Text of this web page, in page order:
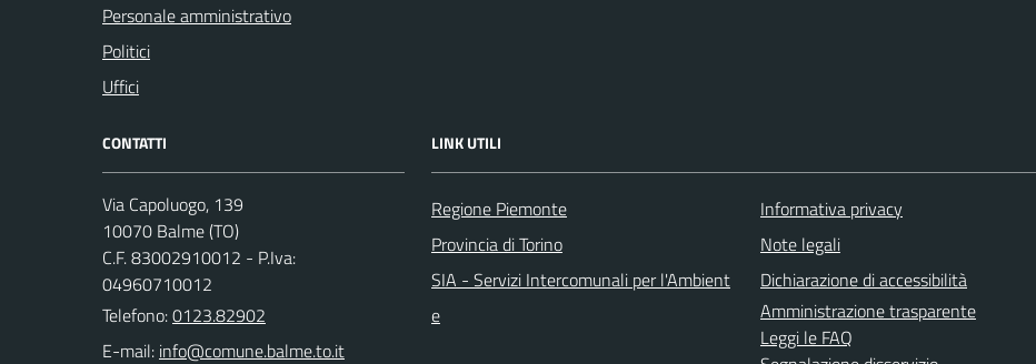
Personale amministrativo
Politici
Uffici
CONTATTI
Via Capoluogo, 139
10070 Balme (TO)
C.F. 83002910012 - P.Iva:
04960710012
Telefono:0123.82902
E-mail:
LINK UTILI
Regione Piemonte
Provincia di Torino
SIA - Servizi Intercomunali per l'Ambient
e
Informativa privacy
Note legali
Dichiarazione di accessibilità
Amministrazione trasparente
Leggi le FAQ